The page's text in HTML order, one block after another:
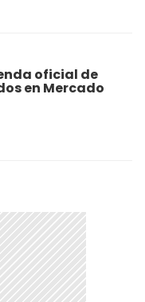
oficial de
en Mercado